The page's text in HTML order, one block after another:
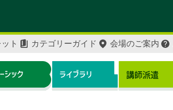
ト カテゴリーガイド 会場のご案内